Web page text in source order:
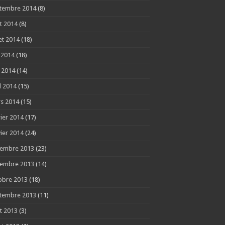
2014(8)
2014(8)
2014(18)
(18)
(14)
2014(15)
2014(15)
2014(17)
2014(24)
2013 (23)
2013 (14)
2013 (18)
2013 (11)
2013 (3)